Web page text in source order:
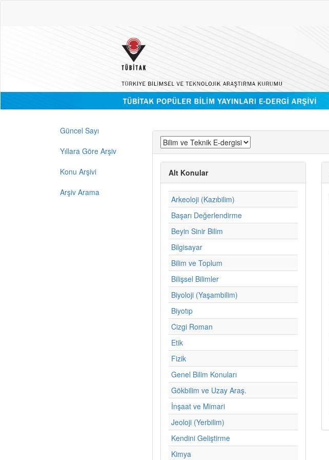
Güncel Sayı
Yıllara Göre Arşiv
Konu Arşivi
Arşiv Arama
Alt Konular
Arkeoloji (Kazıbilim)
Başarı Değerlendirme
Beyin Sinir Bilim
Bilgisayar
Bilim ve Toplum
Bilişsel Bilimler
Biyoloji (Yaşambilim)
Biyotıp
Cizgi Roman
Etik
Fizik
Genel Bilim Konuları
Gökbilim ve Uzay Araş.
İnşaat ve Mimari
Jeoloji (Yerbilim)
Kendini Geliştirme
Kimya